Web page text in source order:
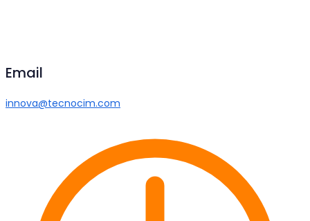
Email
innova@tecnocim.com